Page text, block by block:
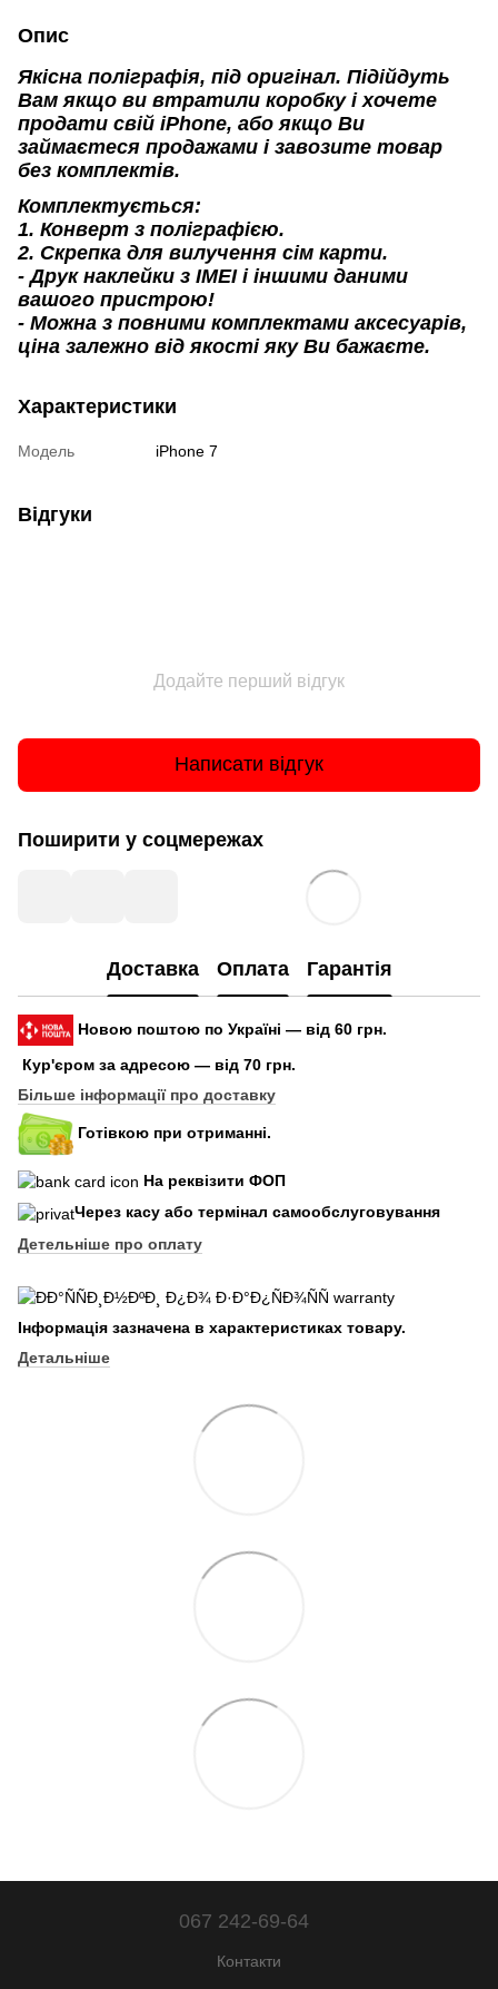
Опис
Якісна поліграфія, під оригінал. Підійдуть
Вам якщо ви втратили коробку і хочете
продати свій iPhone, або якщо Ви
займаєтеся продажами і завозите товар
без комплектів.
Комплектується:
1. Конверт з поліграфією.
2. Скрепка для вилучення сім карти.
- Друк наклейки з IMEI і іншими даними
вашого пристрою!
- Можна з повними комплектами аксесуарів,
ціна залежно від якості яку Ви бажаєте.
Характеристики
Модель iPhone 7
Відгуки
Додайте перший відгук
Написати відгук
Поширити у соцмережах
Доставка Оплата Гарантія
Новою поштою по Україні — від 60 грн.
Кур'єром за адресою — від 70 грн.
Більше інформації про доставку
Готівкою при отриманні.
На реквізити ФОП
Через касу або термінал самообслуговування
Детельніше про оплату
Інформація зазначена в характеристиках товару.
Детальніше
067 242-69-64
Контакти